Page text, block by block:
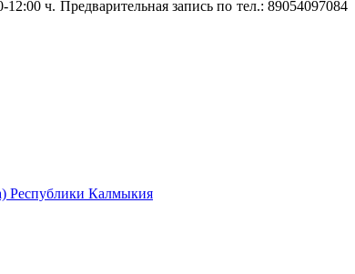
ч. Предварительная запись по тел.: 89054097084
Республики Калмыкия